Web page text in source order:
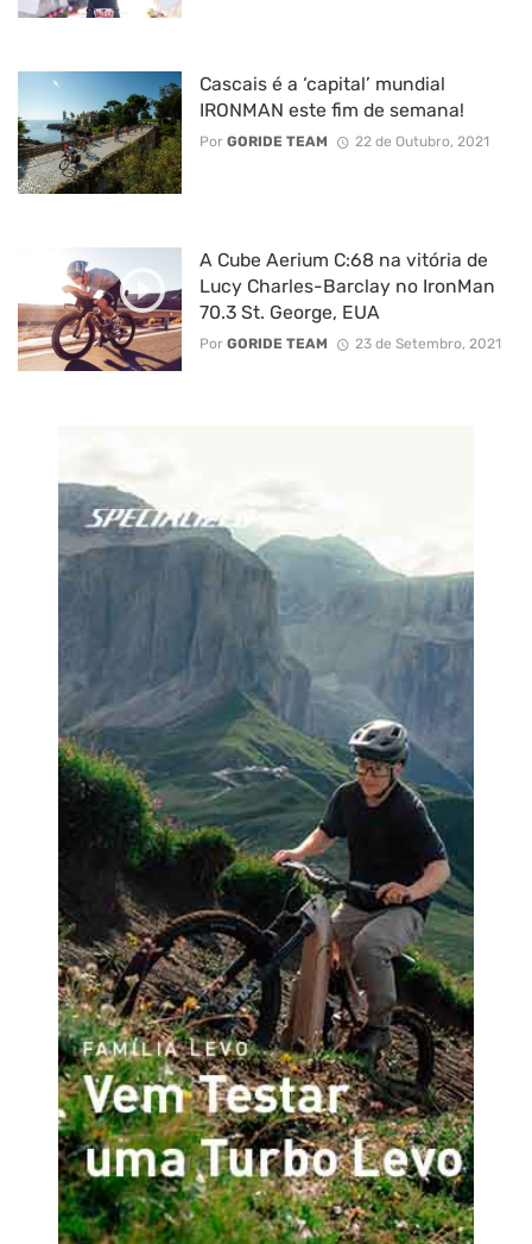
Cascais é a ‘capital’ mundial
IRONMAN este fim de semana!
Por GORIDE TEAM 22 de Outubro, 2021
A Cube Aerium C:68 na vitória de
Lucy Charles-Barclay no IronMan
70.3 St. George, EUA
Por GORIDE TEAM 23 de Setembro, 2021